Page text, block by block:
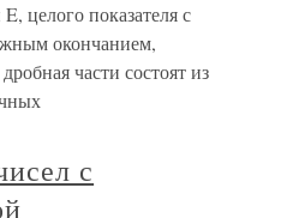
целого показателя с
окончанием,
части состоят из
с